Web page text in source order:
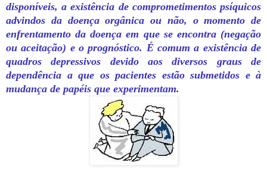
disponíveis, a existência de comprometimentos psíquicos
advindos da doença orgânica ou não, o momento de
enfrentamento da doença em que se encontra (negação
ou aceitação) e o prognóstico. É comum a existência de
quadros depressivos devido aos diversos graus de
dependência a que os pacientes estão submetidos e à
mudança de papéis que experimentam.